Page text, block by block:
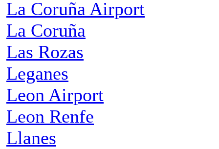
La Coruña Airport
La Coruña
Las Rozas
Leganes
Leon Airport
Leon Renfe
Llanes